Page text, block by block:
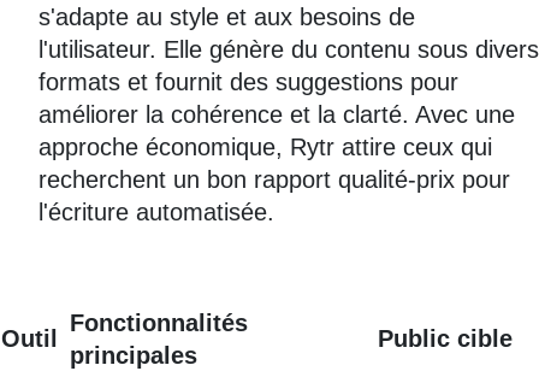
s'adapte au style et aux besoins de
l'utilisateur. Elle génère du contenu sous divers
formats et fournit des suggestions pour
améliorer la cohérence et la clarté. Avec une
approche économique, Rytr attire ceux qui
recherchent un bon rapport qualité-prix pour
l'écriture automatisée.
Outil
Fonctionnalités
principales
Public cible